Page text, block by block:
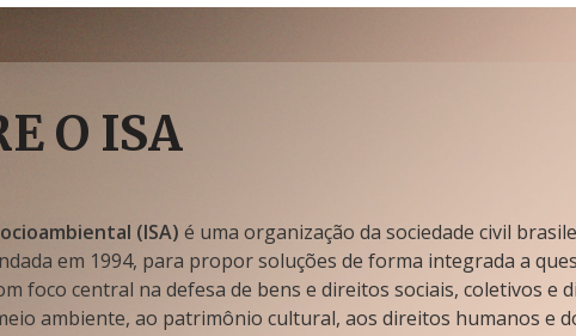
O ISA
(ISA) é uma organização da sociedade civil
em 1994, para propor soluções de forma integrada a
foco central na defesa de bens e direitos sociais, coletivos e
ambiente, ao patrimônio cultural, aos direitos humanos e